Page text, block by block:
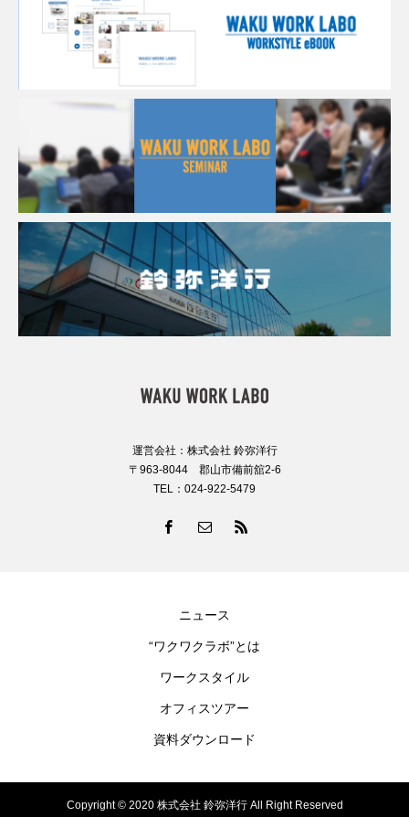
運営会社：株式会社 鈴弥洋行
〒963-8044 郡山市備前舘2-6
TEL：024-922-5479
ニュース
“ワクワクラボ”とは
ワークスタイル
オフィスツアー
資料ダウンロード
Copyright © 2020 株式会社 鈴弥洋行 All Right Reserved